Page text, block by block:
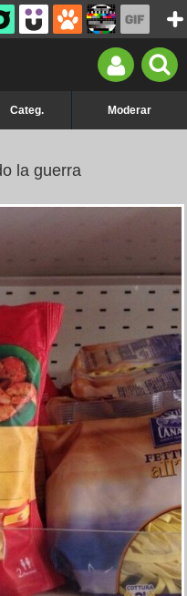
Categ. Moderar
la guerra